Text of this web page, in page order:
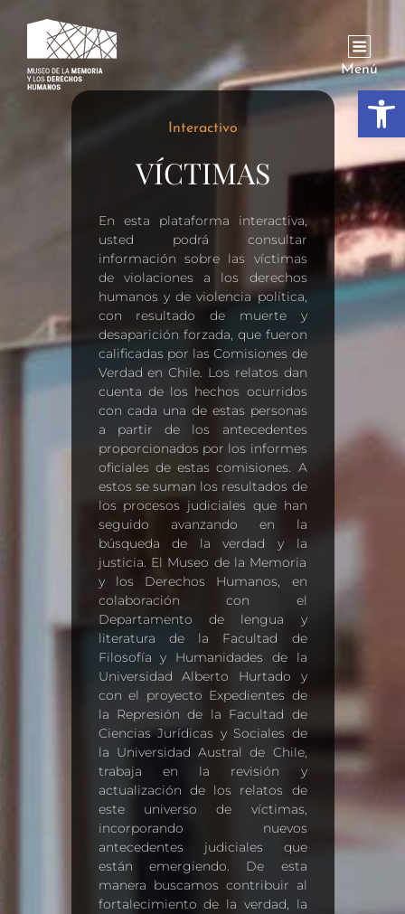
Menú
Interactivo
VÍCTIMAS
En esta plataforma interactiva,
usted podrá consultar
información sobre las víctimas
de violaciones a los derechos
humanos y de violencia política,
con resultado de muerte y
desaparición forzada, que fueron
calificadas por las Comisiones de
Verdad en Chile. Los relatos dan
cuenta de los hechos ocurridos
con cada una de estas personas
a partir de los antecedentes
proporcionados por los informes
oficiales de estas comisiones. A
estos se suman los resultados de
los procesos judiciales que han
seguido avanzando en la
búsqueda de la verdad y la
justicia. El Museo de la Memoria
y los Derechos Humanos, en
colaboración con el
Departamento de lengua y
literatura de la Facultad de
Filosofía y Humanidades de la
Universidad Alberto Hurtado y
con el proyecto Expedientes de
la Represión de la Facultad de
Ciencias Jurídicas y Sociales de
la Universidad Austral de Chile,
trabaja en la revisión y
actualización de los relatos de
este universo de víctimas,
incorporando nuevos
antecedentes judiciales que
están emergiendo. De esta
manera buscamos contribuir al
fortalecimiento de la verdad, la